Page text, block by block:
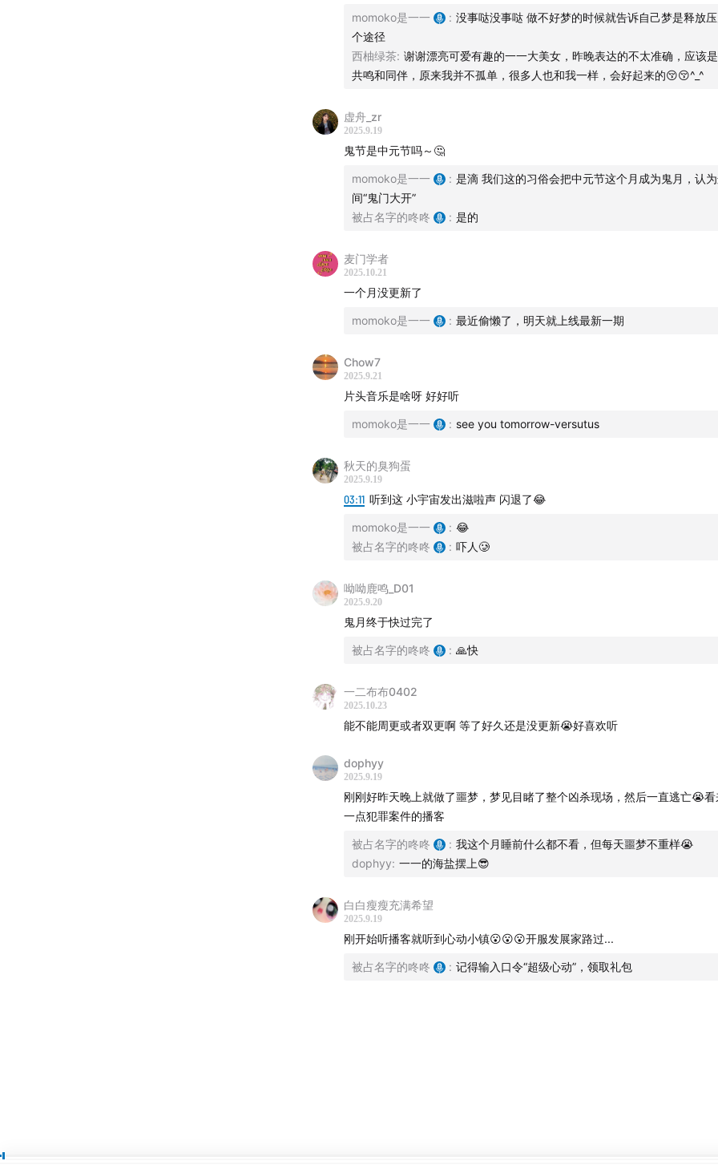
📌 Olina老师
【找到我们】
小红书：momoko是一一
合作邮箱：kaylawoo@163.com
听友群：添加微信“btkdkkxx”拉你进群
小宇宙丨网易云音乐丨荔枝FM丨喜马拉雅丨四川观察APP：半天空档
momoko是一一 : 没事哒没事哒 做不好梦的时候就告诉自己梦是释放
个途径
西柚绿茶: 谢谢漂亮可爱有趣的一一大美女，昨晚表达的不太准确，应该
共鸣和同伴，原来我并不孤单，很多人也和我一样，会好起来的😚😚^_^
虚舟_zr
2025.9.19
鬼节是中元节吗～🤔
momoko是一一 : 是滴 我们这的习俗会把中元节这个月成为鬼月，认
间“鬼门大开”
被占名字的咚咚
: 是的
麦门学者
2025.10.21
一个月没更新了
momoko是一一 : 最近偷懒了，明天就上线最新一期
Chow7
2025.9.21
片头音乐是啥呀 好好听
momoko是一一 : see you tomorrow-versutus
秋天的臭狗蛋
2025.9.19
03:11 听到这 小宇宙发出滋啦声 闪退了😂
momoko是一一 : 😂
被占名字的咚咚
: 吓人🥲
呦呦鹿鸣_D01
2025.9.20
鬼月终于快过完了
被占名字的咚咚 : 🙏快
一二布布0402
2025.10.23
能不能周更或者双更啊 等了好久还是没更新😭好喜欢听
dophyy
2025.9.19
刚刚好昨天晚上就做了噩梦，梦见目睹了整个凶杀现场，然后一直逃亡😭
一点犯罪案件的播客
被占名字的咚咚 : 我这个月睡前什么都不看，但每天噩梦不重样😭
dophyy: 一一的海盐摆上😎
白白瘦瘦充满希望
2025.9.19
刚开始听播客就听到心动小镇😮😮😮开服发展家路过...
被占名字的咚咚 : 记得输入口令“超级心动”，领取礼包